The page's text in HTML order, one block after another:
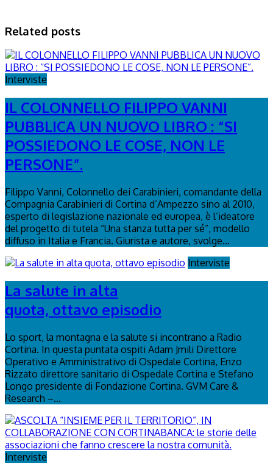
Related posts
Interviste
IL COLONNELLO FILIPPO VANNI
PUBBLICA UN NUOVO LIBRO : “SI
POSSIEDONO LE COSE, NON LE
PERSONE”.
Filippo Vanni, Colonnello dei Carabinieri, comandante della
Compagnia Carabinieri di Cortina d’Ampezzo sino al 2010,
esperto di legislazione nazionale ed europea, è l’ideatore
del progetto di tutela “Una stanza tutta per sé”, modello
diffuso in Italia e Francia. Giurista e autore, svolge...
Interviste
La salute in alta
quota, ottavo episodio
Lo sport, la montagna e la salute si incontrano a Radio
Cortina. In questa puntata ospiti Adam Jmili Direttore
Operativo e Amministrativo di Ospedale Cortina, Enzo
Rizzato direttore sanitario di Ospedale Cortina e Stefano
Longo presidente di Fondazione Cortina. GVM Care &
Research –...
Interviste